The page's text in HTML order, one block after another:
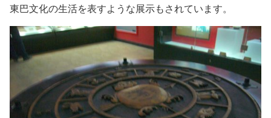
東巴文化の生活を表すような展示もされています。